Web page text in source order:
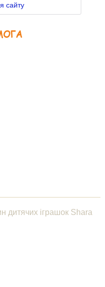
сайту
дитячих іграшок Shara